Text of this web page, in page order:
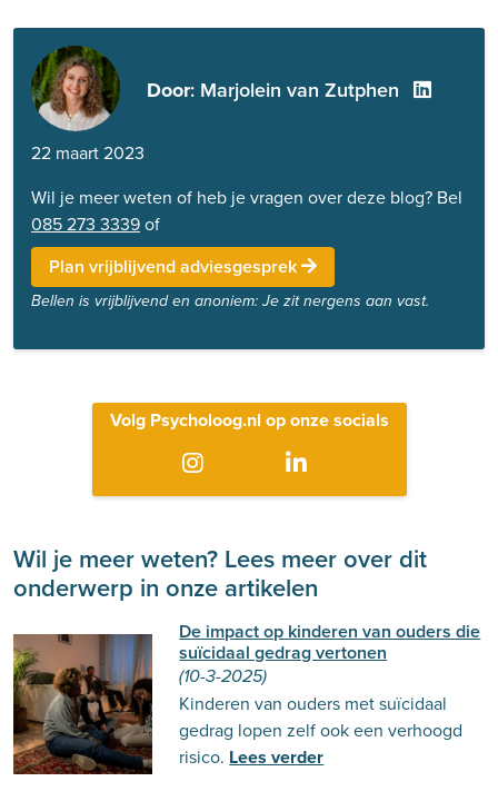
Door: Marjolein van Zutphen
22 maart 2023
Wil je meer weten of heb je vragen over deze blog? Bel
085 273 3339of
Plan vrijblijvend adviesgesprek
Bellen is vrijblijvend en anoniem: Je zit nergens aan vast.
Volg Psycholoog.nl op onze socials
Wil je meer weten? Lees meer over dit
onderwerp in onze artikelen
De impact op kinderen van ouders die
suïcidaal gedrag vertonen
(10-3-2025)
Kinderen van ouders met suïcidaal
gedrag lopen zelf ook een verhoogd
risico. Lees verder